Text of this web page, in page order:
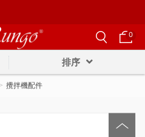
0
排序
攪拌機配件